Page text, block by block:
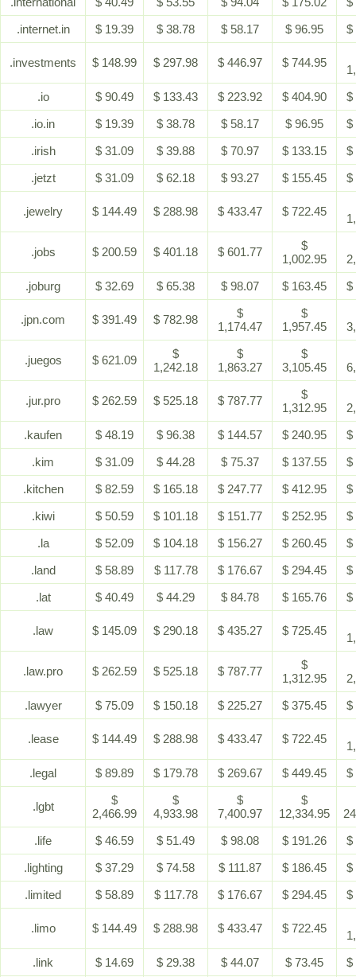
.internet.in
$ 19.39 $ 38.78 $ 58.17 $ 96.95 $
.investments $ 148.99 $ 297.98 $ 446.97 $ 744.95
.io
$ 90.49 $ 133.43 $ 223.92 $ 404.90
$
.io.in
$ 19.39 $ 38.78 $ 58.17 $ 96.95
$
.irish
$ 31.09 $ 39.88 $ 70.97 $ 133.15
$
.jetzt
$ 31.09 $ 62.18 $ 93.27 $ 155.45 $
.jewelry $ 144.49 $ 288.98 $ 433.47 $ 722.45
.jobs $ 200.59 $ 401.18 $ 601.77
$
1,002.95
.joburg
$ 32.69 $ 65.38 $ 98.07 $ 163.45 $
.jpn.com $ 391.49 $ 782.98
$
1,174.47
$
1,957.45
.juegos $ 621.09
$
1,242.18
$
1,863.27
$
3,105.45
.jur.pro $ 262.59 $ 525.18 $ 787.77
$
1,312.95
.kaufen
$ 48.19 $ 96.38 $ 144.57 $ 240.95
$
.kim
$ 31.09 $ 44.28 $ 75.37 $ 137.55
$
.kitchen
$ 82.59 $ 165.18 $ 247.77 $ 412.95
$
.kiwi
$ 50.59 $ 101.18 $ 151.77 $ 252.95
$
.la
$ 52.09 $ 104.18 $ 156.27 $ 260.45
$
.land
$ 58.89 $ 117.78 $ 176.67 $ 294.45
$
.lat
$ 40.49 $ 44.29 $ 84.78 $ 165.76 $
.law $ 145.09 $ 290.18 $ 435.27 $ 725.45
.law.pro $ 262.59 $ 525.18 $ 787.77
$
1,312.95
.lawyer
$ 75.09 $ 150.18 $ 225.27 $ 375.45 $
.lease $ 144.49 $ 288.98 $ 433.47 $ 722.45
.legal
$ 89.89 $ 179.78 $ 269.67 $ 449.45 $
.lgbt
$
2,466.99
$
4,933.98
$
7,400.97
$
12,334.95
.life
$ 46.59 $ 51.49 $ 98.08 $ 191.26
$
.lighting
$ 37.29 $ 74.58 $ 111.87 $ 186.45
$
.limited
$ 58.89 $ 117.78 $ 176.67 $ 294.45 $
.limo $ 144.49 $ 288.98 $ 433.47 $ 722.45
.link
$ 14.69 $ 29.38 $ 44.07 $ 73.45
$